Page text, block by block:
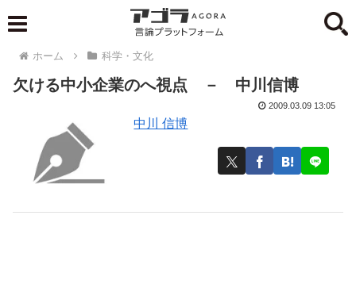
ホーム 科学・文化
欠ける中小企業のへ視点 － 中川信博
中川 信博
2009.03.09 13:05